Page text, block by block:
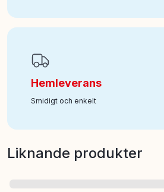
Hemleverans
Smidigt och enkelt
Liknande produkter